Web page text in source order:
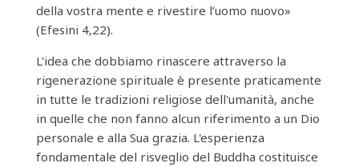
della vostra mente e rivestire l’uomo nuovo»
(Efesini 4,22).
L'idea che dobbiamo rinascere attraverso la
rigenerazione spirituale è presente praticamente
in tutte le tradizioni religiose dell'umanità, anche
in quelle che non fanno alcun riferimento a un Dio
personale e alla Sua grazia. L'esperienza
fondamentale del risveglio del Buddha costituisce